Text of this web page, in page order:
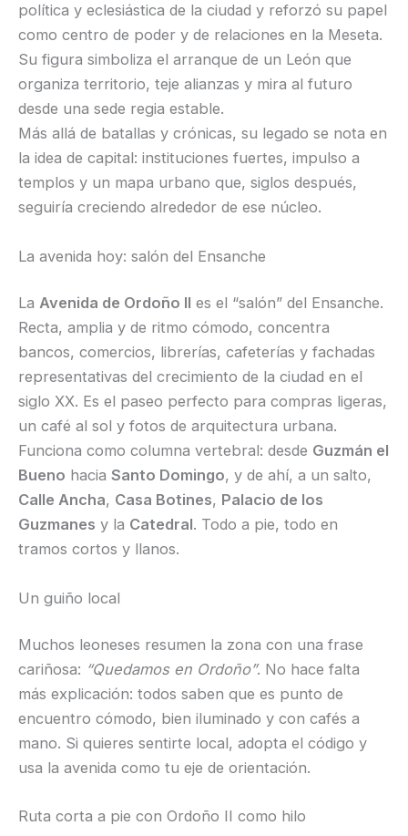
política y eclesiástica de la ciudad y reforzó su papel
como centro de poder y de relaciones en la Meseta.
Su figura simboliza el arranque de un León que
organiza territorio, teje alianzas y mira al futuro
desde una sede regia estable.
Más allá de batallas y crónicas, su legado se nota en
la idea de capital: instituciones fuertes, impulso a
templos y un mapa urbano que, siglos después,
seguiría creciendo alrededor de ese núcleo.
La avenida hoy: salón del Ensanche
La Avenida de Ordoño II es el “salón” del Ensanche.
Recta, amplia y de ritmo cómodo, concentra
bancos, comercios, librerías, cafeterías y fachadas
representativas del crecimiento de la ciudad en el
siglo XX. Es el paseo perfecto para compras ligeras,
un café al sol y fotos de arquitectura urbana.
Funciona como columna vertebral: desde Guzmán el
Bueno hacia Santo Domingo, y de ahí, a un salto,
Calle Ancha, Casa Botines, Palacio de los
Guzmanes y la Catedral. Todo a pie, todo en
tramos cortos y llanos.
Un guiño local
Muchos leoneses resumen la zona con una frase
cariñosa: “Quedamos en Ordoño”. No hace falta
más explicación: todos saben que es punto de
encuentro cómodo, bien iluminado y con cafés a
mano. Si quieres sentirte local, adopta el código y
usa la avenida como tu eje de orientación.
Ruta corta a pie con Ordoño II como hilo